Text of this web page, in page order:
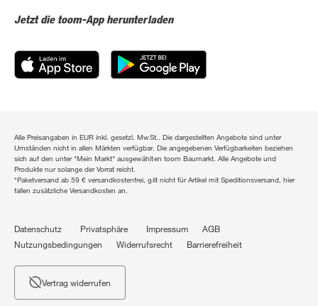
Jetzt die toom-App herunterladen
Alle Preisangaben in EUR inkl. gesetzl. MwSt.. Die dargestellten Angebote sind unter
Umständen nicht in allen Märkten verfügbar. Die angegebenen Verfügbarkeiten beziehen
sich auf den unter "Mein Markt" ausgewählten toom Baumarkt. Alle Angebote und
Produkte nur solange der Vorrat reicht.
*Paketversand ab 59 € versandkostenfrei, gilt nicht für Artikel mit Speditionsversand, hier
fallen zusätzliche Versandkosten an.
Datenschutz Privatsphäre Impressum
AGB
Nutzungsbedingungen
Widerrufsrecht Barrierefreiheit
Vertrag widerrufen